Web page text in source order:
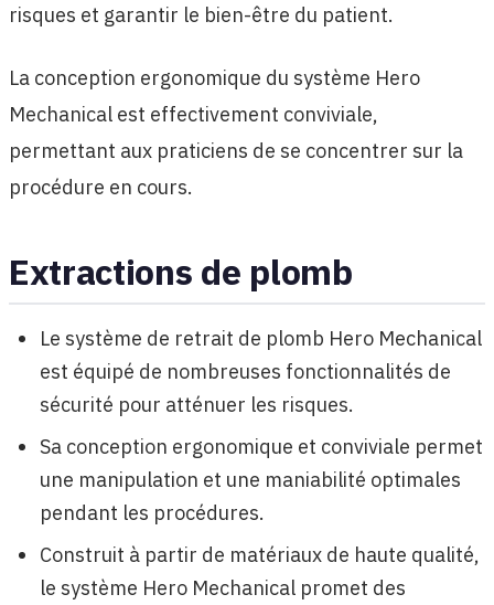
risques et garantir le bien-être du patient.
La conception ergonomique du système Hero
Mechanical est effectivement conviviale,
permettant aux praticiens de se concentrer sur la
procédure en cours.
Extractions de plomb
Le système de retrait de plomb Hero Mechanical
est équipé de nombreuses fonctionnalités de
sécurité pour atténuer les risques.
Sa conception ergonomique et conviviale permet
une manipulation et une maniabilité optimales
pendant les procédures.
Construit à partir de matériaux de haute qualité,
le système Hero Mechanical promet des